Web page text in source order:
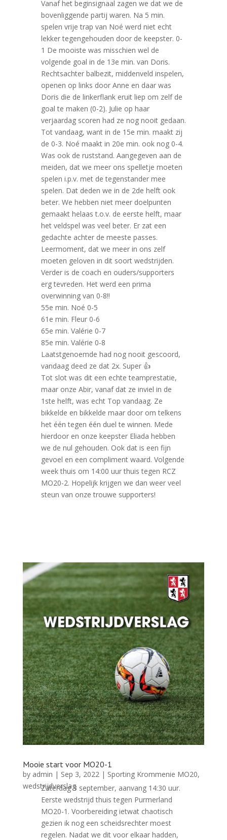
Vanaf het beginsignaal zagen we dat we de
bovenliggende partij waren. Na 5 min.
spelen vrije trap van Noé werd niet echt
lekker tegengehouden door de keepster. 0-
1 De mooiste was misschien wel de
volgende goal in de 13e min. van Doris.
Rechtsachter balbezit, middenveld inspelen,
openen op links door Anne en daar was
Doris die de linkerflank eruit liep om zelf de
goal te maken (0-2). Julie op haar
verjaardag scoren had ze nog nooit gedaan.
Tot vandaag, want in de 15e min. maakt zij
de 0-3. Noé maakt in 20e min. ook nog 0-4.
Was ook de ruststand. Aangegeven aan de
meiden, dat we meer ons spelletje moeten
spelen i.p.v. met de tegenstander mee
spelen. Dat deden we in de 2de helft ook
beter. We hebben niet meer doelpunten
gemaakt helaas t.o.v. de eerste helft, maar
het veldspel was veel beter. Er zat een
gedachte achter de meeste passes.
Leermoment, dat we meer in ons zelf
moeten geloven in dit soort wedstrijden.
Verder is de coach en ouders/supporters
erg tevreden. Het werd een prima
overwinning van 0-8!!
55e min. Noé 0-5
61e min. Fleur 0-6
65e min. Valérie 0-7
85e min. Valérie 0-8
Laatstgenoemde had nog nooit gescoord,
vandaag deed ze dat 2x. Super 👍
Tot slot was dit een echte teamprestatie,
maar onze Abir, vanaf dat ze inviel in de
1ste helft, was echt Top vandaag. Ze
bikkelde en bikkelde maar door om telkens
het één tegen één duel te winnen. Mede
hierdoor en onze keepster Eliada hebben
we de nul gehouden. Ook dat is een fijn
gevoel en een compliment waard. Volgende
week thuis om 14:00 uur thuis tegen RCZ
MO20-2. Hopelijk krijgen we dan weer veel
steun van onze trouwe supporters!
Mooie start voor MO20-1
by admin | Sep 3, 2022 | Sporting Krommenie MO20,
wedstrijdverslag
Zaterdag 3 september, aanvang 14:30 uur.
Eerste wedstrijd thuis tegen Purmerland
MO20-1. Voorbereiding ietwat chaotisch
gezien ik nog een scheidsrechter moest
regelen. Nadat we dit voor elkaar hadden,